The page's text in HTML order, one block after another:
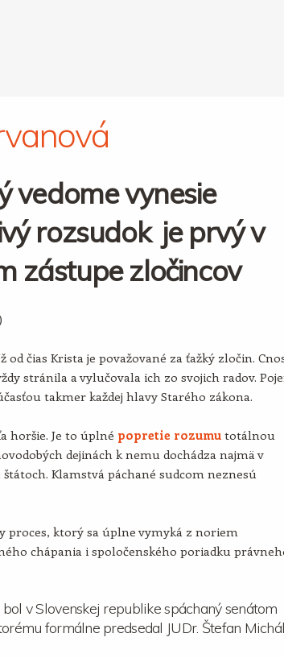
vedome vynesie
rozsudok je prvý v
zástupe zločincov
čias Krista je považované za ťažký zločin.
stránila a vylučovala ich zo svojich radov.
takmer každej hlavy Starého zákona.
horšie. Je to úplné popretie rozumu totálnou
dejinách k nemu dochádza najmä v
Klamstvá páchané sudcom neznesú
proces, ktorý sa úplne vymyká z noriem
chápania i spoločenského poriadku
bol v Slovenskej republike spáchaný senátom
formálne predsedal JUDr. Štefan